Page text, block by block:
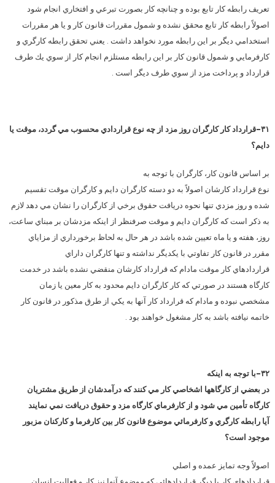
تعريف رابطه كار تابع بوده و چنانچه كار بصورت تبرعي و افتخاري انجام شود
اصولاً رابطه كار تابع محقق نشده و شمول مقررات قانون كار و يا هر مقررات
استخدامي ديگر بر اين رابطه مورد نخواهد داشت . يعني تحقق رابطه كارگري و
كارفرمايي و شمول قانون كار بر اين رابطه مستلزم انجام كار از سوي يك طرف
قرارداد و پرداخت مزد از سوي طرف ديگر است .
۳۱- قرارداد كار كارگران روز مزد از چه نوع قراردادي محسوب مي گردد، موقت يا
دايم؟
بر اساس قانون كار، كارگران با توجه به
نوع قرارداد كارشان اصولاً به دو دسته كارگران دايم و كارگران موقت تقسيم
شده و روز مزدي تنها نحوه دريافت حقوق برخي از كارگران را نشان مي دهد لازم
به ذكر است كه كارگران دايم و موقت صرفنظر از اينكه مزدشان بر مبناي ساعت،
روز، هفته و يا ماه تعيين شده باشد در هر حال به لحاظ برخورداري از مزاياي
مقرر در قانون كار تفاوتي با يكديگر نداشته و تنها كارگران داراي
قراردادهاي كار موقت مادام كه قرارداد كارشان منقضي نشده باشد در خدمت
كارگاه هستند در صورتي كه كار كارگران دايم محدود به كار معين يا زمان
مشخصي نبوده و مادام كه قرارداد كار آنها به يكي از طرق مذكور در قانون كار
خاتمه نيافته باشد به كار مشغول خواهند بود .
۳۲- با توجه به اينكه
در بعضي از كارگاهها اشخاصي كار مي كنند كه درآمدشان از طريق مشتريان
كارگاه تأمين مي شود و از كارفرماي كارگاه مزد و حقوق دريافت نمي نمايند
آيا رابطه كارگري و كارفرمائي موضوع قانون كار بين كارفرما و كاركنان مزبور
موجود است؟
اصولاً وجه تمايز عمده و اصلي